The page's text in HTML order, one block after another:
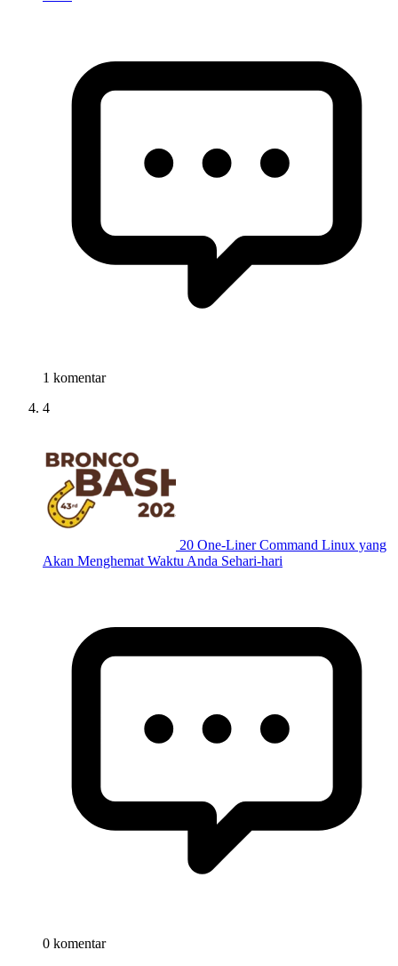
1 komentar
4
20 One-Liner Command Linux yang
Akan Menghemat Waktu Anda Sehari-hari
0 komentar